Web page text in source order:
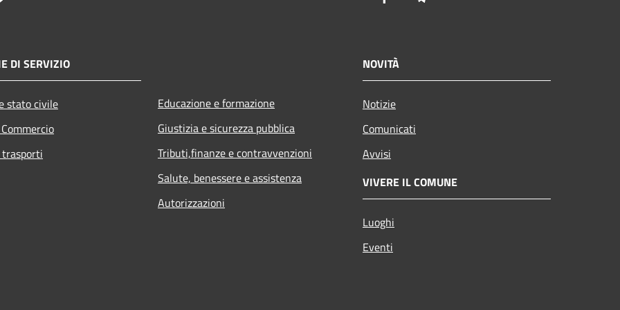
DI SERVIZIO
stato civile
Educazione e formazione
Giustizia e sicurezza pubblica
Tributi,finanze e contravvenzioni
Salute, benessere e assistenza
Autorizzazioni
NOVITÀ
Notizie
Comunicati
Avvisi
VIVERE IL COMUNE
Luoghi
Eventi